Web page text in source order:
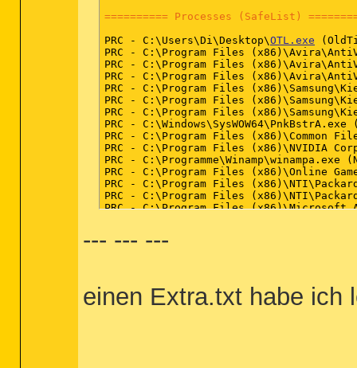
========== Processes (SafeList)
PRC - C:\Users\Di\Desktop\OTL.exe
PRC - C:\Program Files
PRC - C:\Program Files
PRC - C:\Program Files
PRC - C:\Program Files
PRC - C:\Program Files
PRC - C:\Program Files
PRC - C:\Windows\SysWOW64\PnkBstrA.exe
PRC - C:\Program Files (x86)\Common
PRC - C:\Program Files (x86)\NVIDIA
PRC -
PRC - C:\Program Files (x86)\Online
PRC - C:\Program Files
PRC - C:\Program Files
PRC - C:\Program Files
PRC - C:\Program Files
PRC - C:\Program Files
PRC - C:\Program Files
--- --- ---
einen Extra.txt habe ich